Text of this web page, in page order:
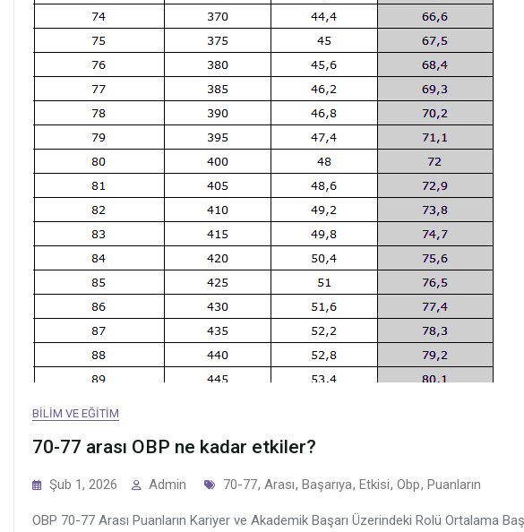
BILIM VE EĞITIM
70-77 arası OBP ne kadar etkiler?
Şub 1, 2026 Admin Tags
70-77, Arası, Başarıya, Etkisi, Obp, Puanların
OBP 70-77 Arası Puanların Kariyer ve Akademik Başarı Üzerindeki Rolü Ortalama